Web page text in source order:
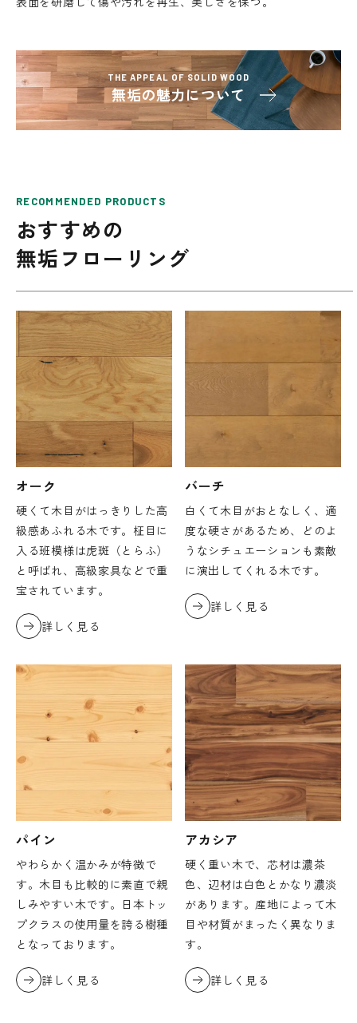
THE APPEAL OF SOLID WOOD
無垢の魅力について
RECOMMENDED PRODUCTS
おすすめの
無垢フローリング
オーク
硬くて木目がはっきりした高
級感あふれる木です。柾目に
入る班模様は虎斑（とらふ）
と呼ばれ、高級家具などで重
宝されています。
詳しく見る
バーチ
白くて木目がおとなしく、適
度な硬さがあるため、どのよ
うなシチュエーションも素敵
に演出してくれる木です。
詳しく見る
パイン
やわらかく温かみが特徴で
す。木目も比較的に素直で親
しみやすい木です。日本トッ
プクラスの使用量を誇る樹種
となっております。
詳しく見る
アカシア
硬く重い木で、芯材は濃茶
色、辺材は白色とかなり濃淡
があります。産地によって木
目や材質がまったく異なりま
す。
詳しく見る